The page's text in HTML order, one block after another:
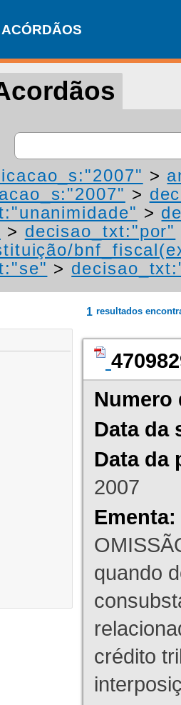
ACÓRDÃOS
>
>
>
> decisao_txt:"por"
>
1 resultados
Numero
Data da
Data da
2007
Ementa:
quando
crédito